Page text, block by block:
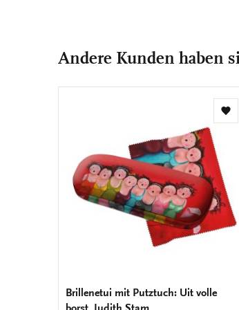
Andere Kunden haben
Zur
Brillenetui mit Putztuch: Uit volle